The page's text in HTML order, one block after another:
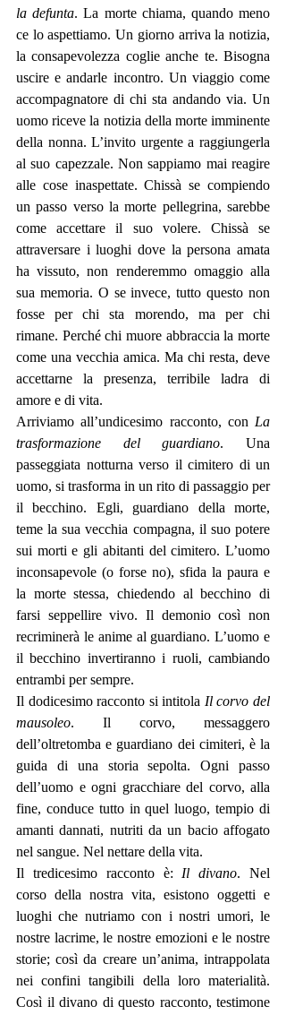
la defunta. La morte chiama, quando meno
ce lo aspettiamo. Un giorno arriva la notizia,
la consapevolezza coglie anche te. Bisogna
uscire e andarle incontro. Un viaggio come
accompagnatore di chi sta andando via. Un
uomo riceve la notizia della morte imminente
della nonna. L’invito urgente a raggiungerla
al suo capezzale. Non sappiamo mai reagire
alle cose inaspettate. Chissà se compiendo
un passo verso la morte pellegrina, sarebbe
come accettare il suo volere. Chissà se
attraversare i luoghi dove la persona amata
ha vissuto, non renderemmo omaggio alla
sua memoria. O se invece, tutto questo non
fosse per chi sta morendo, ma per chi
rimane. Perché chi muore abbraccia la morte
come una vecchia amica. Ma chi resta, deve
accettarne la presenza, terribile ladra di
amore e di vita.
Arriviamo all’undicesimo racconto, con La
trasformazione del guardiano. Una
passeggiata notturna verso il cimitero di un
uomo, si trasforma in un rito di passaggio per
il becchino. Egli, guardiano della morte,
teme la sua vecchia compagna, il suo potere
sui morti e gli abitanti del cimitero. L’uomo
inconsapevole (o forse no), sfida la paura e
la morte stessa, chiedendo al becchino di
farsi seppellire vivo. Il demonio così non
recriminerà le anime al guardiano. L’uomo e
il becchino invertiranno i ruoli, cambiando
entrambi per sempre.
Il dodicesimo racconto si intitola Il corvo del
mausoleo. Il corvo, messaggero
dell’oltretomba e guardiano dei cimiteri, è la
guida di una storia sepolta. Ogni passo
dell’uomo e ogni gracchiare del corvo, alla
fine, conduce tutto in quel luogo, tempio di
amanti dannati, nutriti da un bacio affogato
nel sangue. Nel nettare della vita.
Il tredicesimo racconto è: Il divano. Nel
corso della nostra vita, esistono oggetti e
luoghi che nutriamo con i nostri umori, le
nostre lacrime, le nostre emozioni e le nostre
storie; così da creare un’anima, intrappolata
nei confini tangibili della loro materialità.
Così il divano di questo racconto, testimone